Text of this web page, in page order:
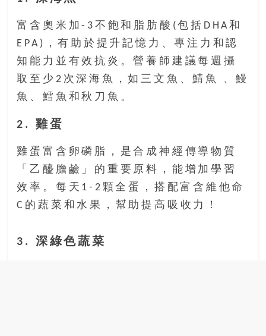
富含奧米加-3不飽和脂肪酸(包括DHA和
EPA)，有助於提升記憶力、專注力和認
知能力並有效抗炎。營養師建議每週攝
取至少2次深海魚，如三文魚、鯖魚 、鰻
魚、鱈魚和秋刀魚。
2. 雞蛋
雞蛋富含卵磷脂，是合成神經傳導物質
「乙醯膽鹼」的重要原料，能增加學習
效率。每天1-2顆全蛋，搭配富含維他命
C的蔬菜和水果，幫助提高吸收力！
3. 深綠色蔬菜